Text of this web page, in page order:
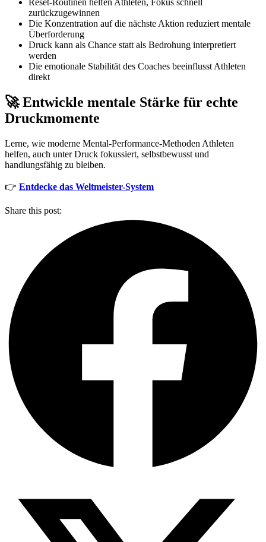
zurückzugewinnen
Die Konzentration auf die nächste Aktion reduziert mentale
Überforderung
Druck kann als Chance statt als Bedrohung interpretiert
werden
Die emotionale Stabilität des Coaches beeinflusst Athleten
direkt
🚀 Entwickle mentale Stärke für echte
Druckmomente
Lerne, wie moderne Mental-Performance-Methoden Athleten
helfen, auch unter Druck fokussiert, selbstbewusst und
handlungsfähig zu bleiben.
👉 Entdecke das Weltmeister-System
Share this post: